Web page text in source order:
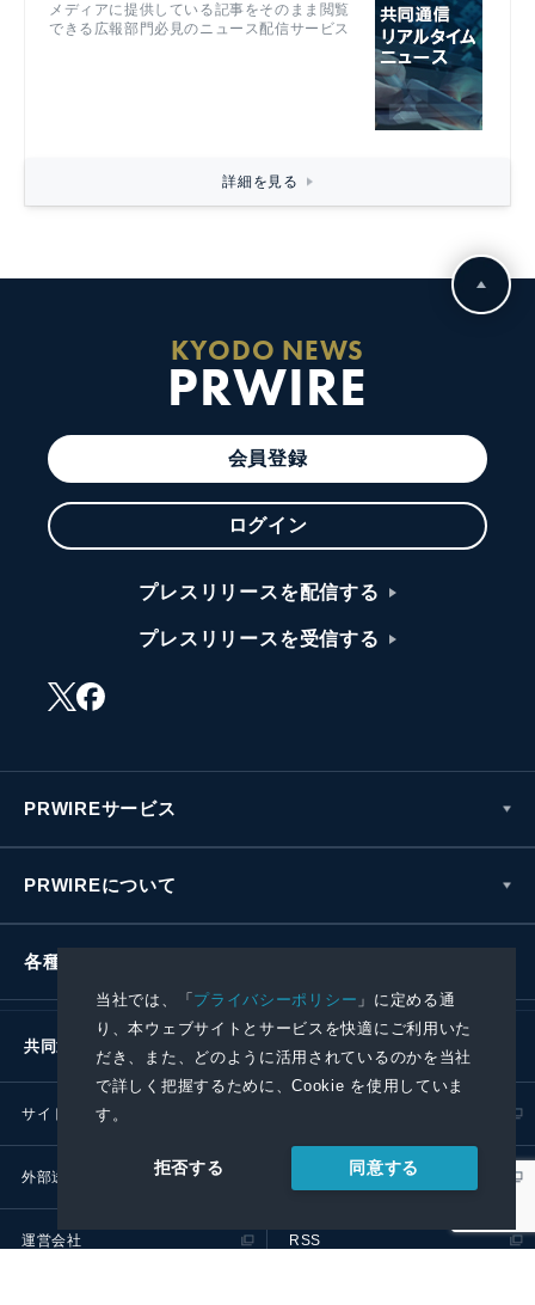
当社では、「プライバシーポリシー 」に定める通
り、本ウェブサイトとサービスを快適にご利用いた
だき、また、どのように活用されているのかを当社
で詳しく把握するために、Cookie を使用していま
す。
拒否する 同意する
メディアに提供している記事をそのまま閲覧
できる広報部門必見のニュース配信サービス
詳細を見る
KYODO NEWS
PRWIRE
会員登録
ログイン
プレスリリースを配信する
プレスリリースを受信する
PRWIREサービス
PRWIREについて
各種お問い合わせ
共同通信社グループ
サイトポリシー
外部送信ポリシー プレスリリース取扱基準
運営会社 RSS